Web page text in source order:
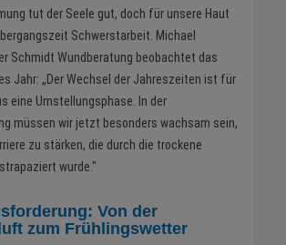
tut der Seele gut, doch für unsere Haut
Schwerstarbeit. Michael
Schmidt Wundberatung beobachtet das
Jahr: „Der Wechsel der Jahreszeiten ist für
eine Umstellungsphase. In der
müssen wir jetzt besonders wachsam sein,
zu stärken, die durch die trockene
wurde."
Von der
zum Frühlingswetter